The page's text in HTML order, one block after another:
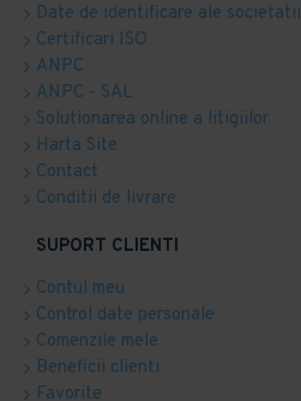
Date de identificare ale societatii
Certificari ISO
ANPC
ANPC - SAL
Solutionarea online a litigiilor
Harta Site
Contact
Conditii de livrare
SUPORT CLIENTI
Contul meu
Control date personale
Comenzile mele
Beneficii clienti
Favorite